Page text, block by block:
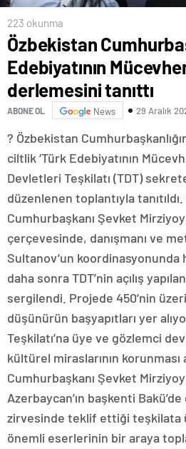
223 okunma
Özbekistan
Edebiyatının
derlemesini tanıttı
ABONE OL News 29 Aralık
? Özbekistan
ciltlik ‘Türk Edebiyatının
Devletleri Teşkilatı (TDT)
düzenlenen toplantıyla
Cumhurbaşkanı Şevket
çerçevesinde, danışmanı ve
Sultanov’un koordinasyonunda
daha sonra TDT’nin açılış
sergilendi. Projede 450’nin
düşünürün başyapıtları yer
Teşkilatı’na üye ve gözlemci
kültürel miraslarının korunması
Cumhurbaşkanı Şevket
Azerbaycan’ın başkenti
zirvesinde teklif ettiği teşkilata
önemli eserlerinin bir araya